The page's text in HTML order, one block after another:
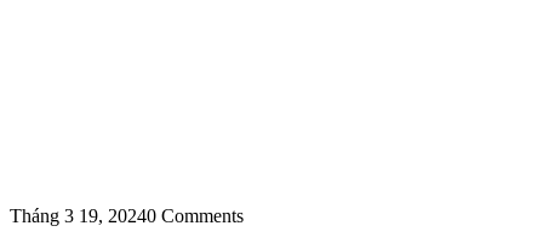
Tháng 3 19, 20240 Comments